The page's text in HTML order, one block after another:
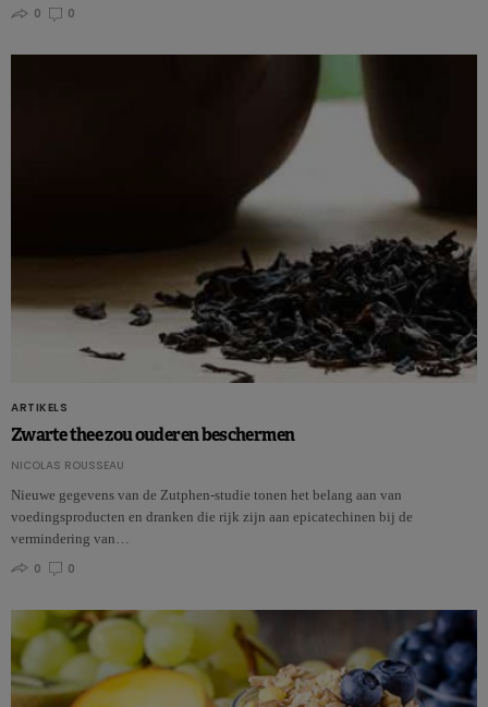
0
0
ARTIKELS
Zwarte thee zou ouderen beschermen
NICOLAS ROUSSEAU
Nieuwe gegevens van de Zutphen-studie tonen het belang aan van
voedingsproducten en dranken die rijk zijn aan epicatechinen bij de
vermindering van…
0
0